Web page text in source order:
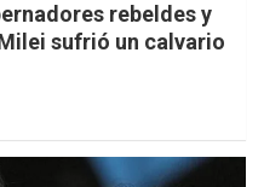
rebeldes y
sufrió un calvario